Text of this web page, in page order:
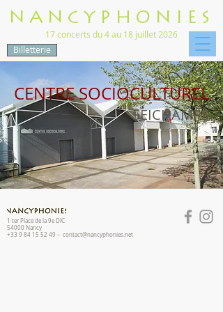
NANCYPHONIES
17 concerts du 4 au 18 juillet 2026
Billetterie
CENTRE SOCIOCULTUREL
SEICHAMPS
1 ter Place de la 9e DIC
54000 Nancy
+33 9 84 15 52 49 – contact@nancyphonies.net